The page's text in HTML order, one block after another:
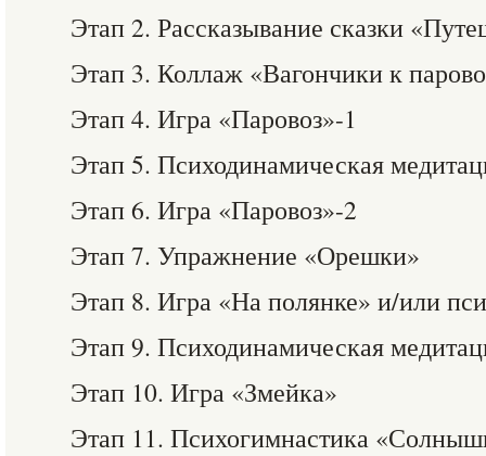
Этап 2. Рассказывание сказки
Этап 3. Коллаж «Вагончики к
Этап 4. Игра «Паровоз»-1
Этап 5. Психодинамическая
Этап 6. Игра «Паровоз»-2
Этап 7. Упражнение «Орешки»
Этап 8. Игра «На полянке» и/или
Этап 9. Психодинамическая
Этап 10. Игра «Змейка»
Этап 11. Психогимнастика